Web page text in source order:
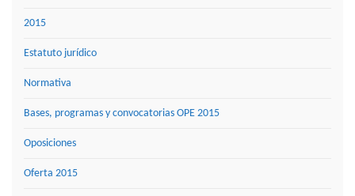
2015
Estatuto jurídico
Normativa
Bases, programas y convocatorias OPE 2015
Oposiciones
Oferta 2015